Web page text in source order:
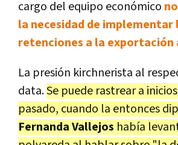
cargo del equipo económico
la necesidad de implementar
retenciones a la exportación
La presión kirchnerista al
data.Se puede rastrear a
pasado, cuando la entonces
Fernanda Vallejos había